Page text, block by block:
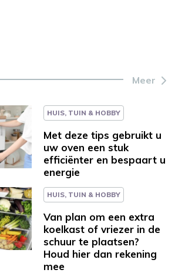
Meer
HUIS, TUIN & HOBBY
Met deze tips gebruikt u
uw oven een stuk
efficiënter en bespaart u
energie
HUIS, TUIN & HOBBY
Van plan om een extra
koelkast of vriezer in de
schuur te plaatsen?
Houd hier dan rekening
mee